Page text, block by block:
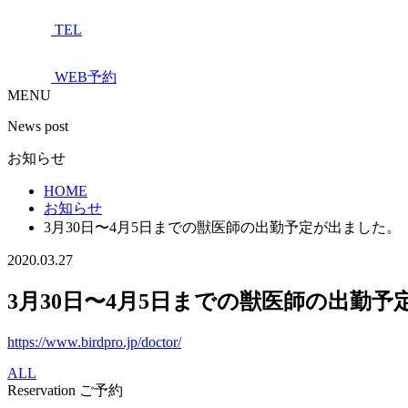
TEL
WEB予約
MENU
News post
お知らせ
HOME
お知らせ
3月30日〜4月5日までの獣医師の出勤予定が出ました。
2020.03.27
3月30日〜4月5日までの獣医師の出勤予
https://www.birdpro.jp/doctor/
ALL
Reservation ご予約